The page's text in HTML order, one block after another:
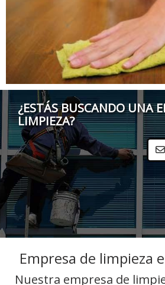
¿ESTÁS BUSCANDO UNA
LIMPIEZA?
Empresa de limpieza
Nuestra empresa de